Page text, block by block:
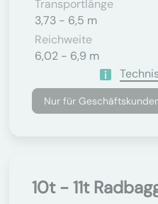
Transportlänge
3,73 - 6,5 m
Reichweite
6,02 - 6,9 m
Nur für
10t - 11t